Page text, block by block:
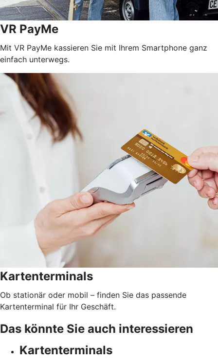
VR PayMe
Mit VR PayMe kassieren Sie mit Ihrem Smartphone ganz
einfach unterwegs.
Kartenterminals
Ob stationär oder mobil – finden Sie das passende
Kartenterminal für Ihr Geschäft.
Das könnte Sie auch interessieren
Kartenterminals